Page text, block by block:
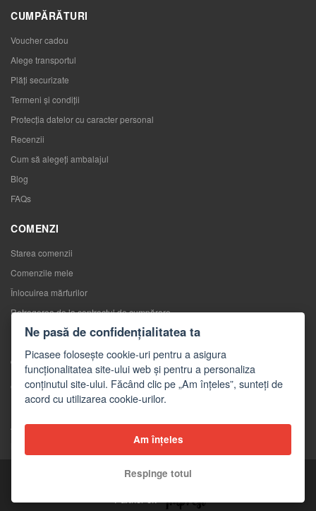
CUMPĂRĂTURI
Voucher cadou
Alege transportul
Plăți securizate
Termeni și condiții
Protecția datelor cu caracter personal
Recenzii
Cum să alegeţi ambalajul
Blog
FAQs
COMENZI
Starea comenzii
Comenzile mele
Înlocuirea mărfurilor
Retragerea de la contractul de cumpărare
Reclamaţii
CONTACTE
Contacte
Formular de contact
Angro
Copyright © 2026 Picasee
Partner of:
Ne pasă de confidențialitatea ta
Picasee folosește cookie-uri pentru a asigura
funcționalitatea site-ului web și pentru a personaliza
conținutul site-ului. Făcând clic pe „Am înțeles”, sunteți de
acord cu utilizarea cookie-urilor.
Am înțeles
Respinge totul